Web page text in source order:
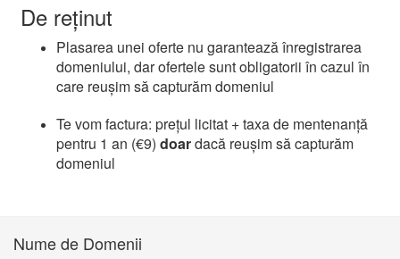
De reținut
Plasarea unei oferte nu garantează înregistrarea
domeniului, dar ofertele sunt obligatorii în cazul în
care reușim să capturăm domeniul
Te vom factura: prețul licitat + taxa de mentenanță
pentru 1 an (€9) doardacă reușim să capturăm
domeniul
Nume de Domenii